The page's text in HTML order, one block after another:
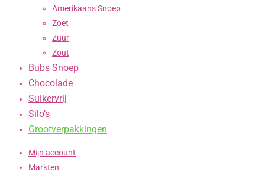
Amerikaans Snoep
Zoet
Zuur
Zout
Bubs Snoep
Chocolade
Suikervrij
Silo’s
Grootverpakkingen
Mijn account
Markten